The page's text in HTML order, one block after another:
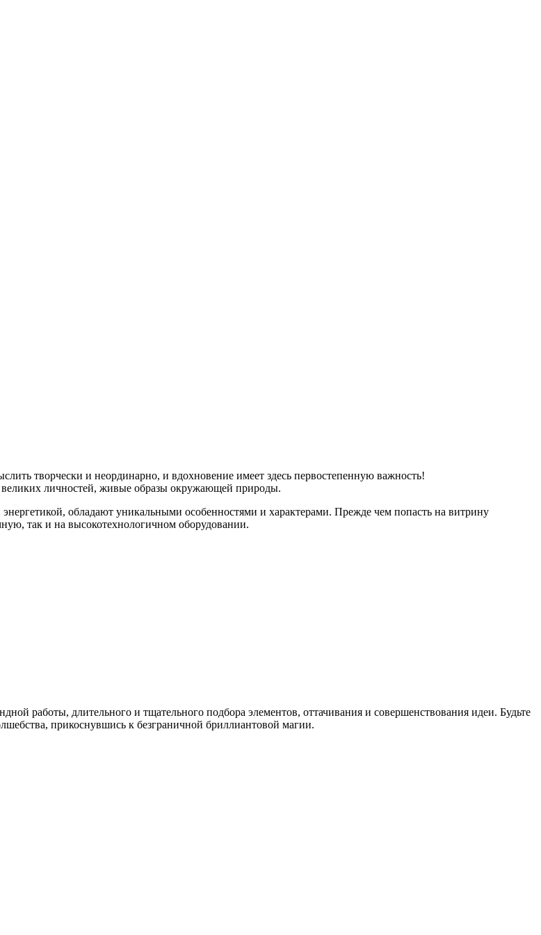
творчески и неординарно, и вдохновение имеет здесь первостепенную важность!
личностей, живые образы окружающей природы.
обладают уникальными особенностями и характерами. Прежде чем попасть на витрину
так и на высокотехнологичном оборудовании.
работы, длительного и тщательного подбора элементов, оттачивания и совершенствования идеи. Будьте
прикоснувшись к безграничной бриллиантовой магии.